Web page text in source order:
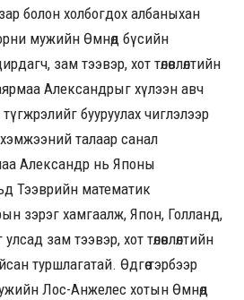
болон холбогдох албаныхан
мужийн Өмнөд бүсийн
зам тээвэр, хот төлөвлөлтийн
Александрыг хүлээн авч
бууруулах чиглэлээр
талаар санал
Александр нь Японы
Тээврийн математик
зэрэг хамгаалж, Япон, Голланд,
зам тээвэр, хот төлөвлөлтийн
туршлагатай. Өдгөө тэрбээр
Лос-Анжелес хотын Өмнөд